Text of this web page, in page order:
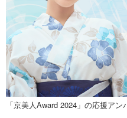
「京美人Award 2024」の応援ア